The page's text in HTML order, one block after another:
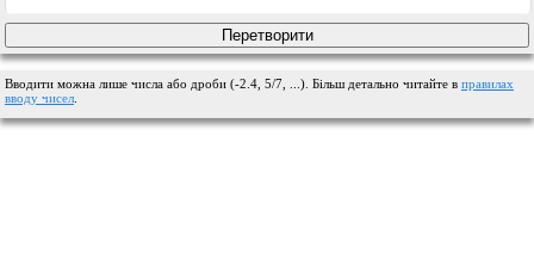
Вводити можна лише числа або дроби (-2.4, 5/7, ...). Більш детально читайте в правилах
вводу чисел